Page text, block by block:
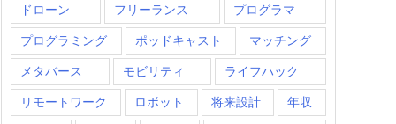
ドローン フリーランス プログラマ
プログラミング ポッドキャスト マッチング
メタバース モビリティ ライフハック
リモートワーク ロボット 将来設計 年収